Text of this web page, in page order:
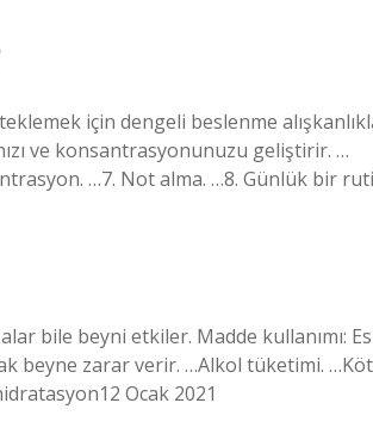
için dengeli beslenme
ve konsantrasyonunuzu geliştirir. …
…7. Not alma. …8. Günlük bir
bile beyni etkiler. Madde kullanımı:
beyne zarar verir. …Alkol tüketimi.
Ocak 2021